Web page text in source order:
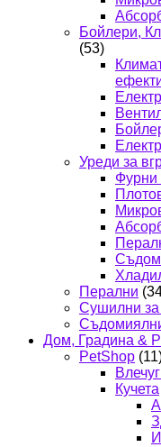
Бойлери,
(53)
Уреди за
Фурни
Перални
Сушилни за
Дом, Градина &
PetShop
Кучета